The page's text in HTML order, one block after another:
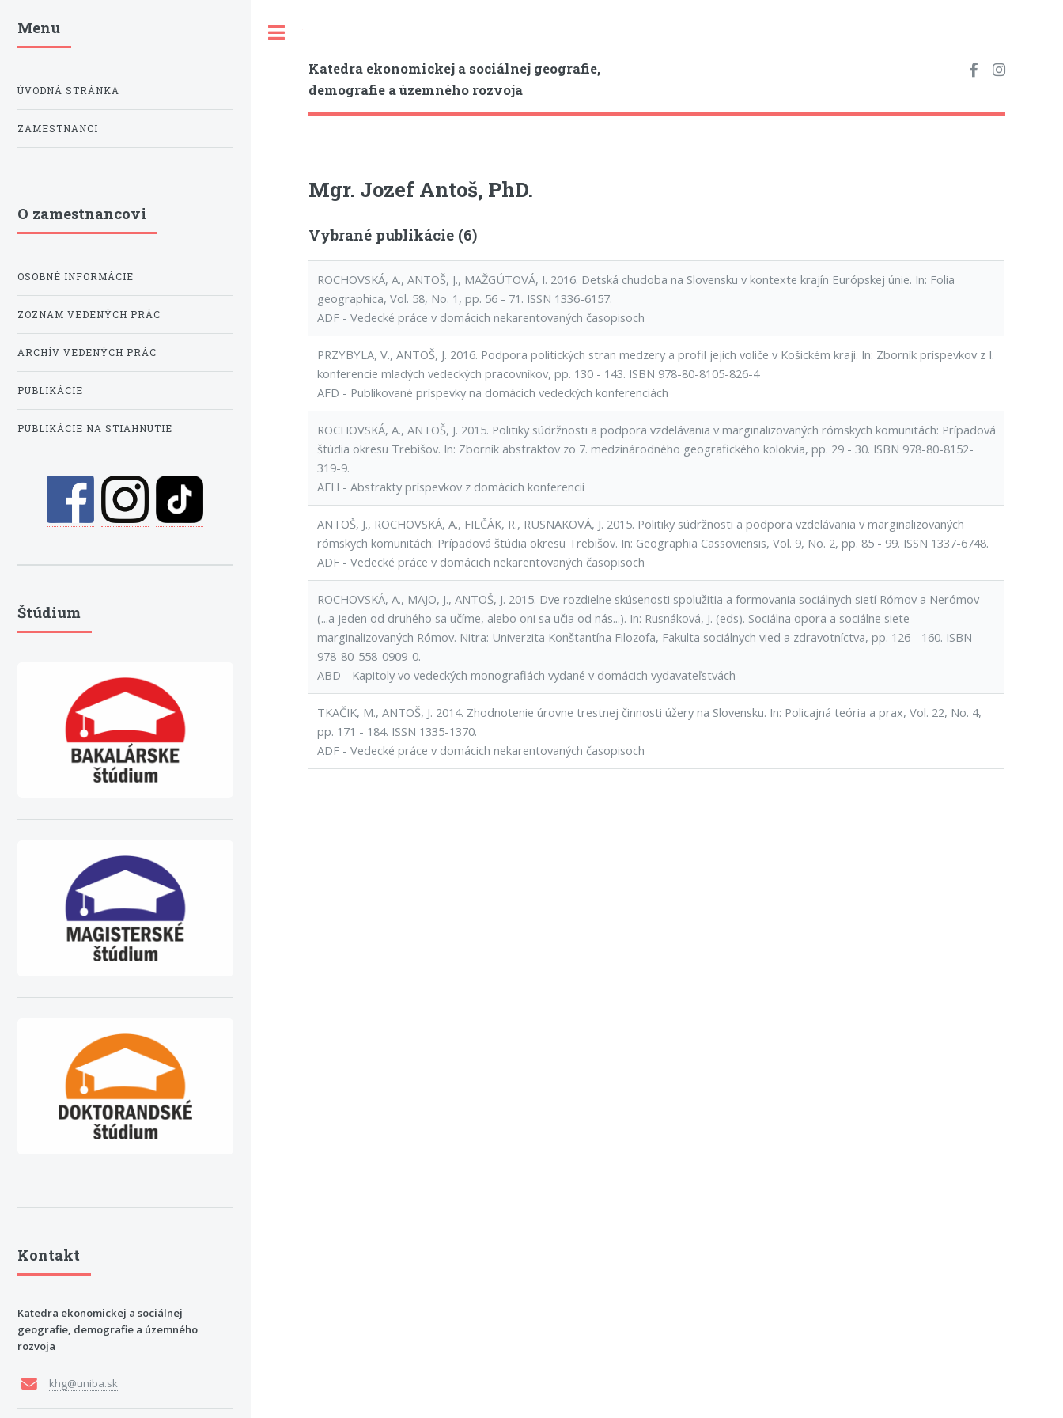
Katedra ekonomickej a sociálnej geografie,
demografie a územného rozvoja
Mgr. Jozef Antoš, PhD.
Vybrané publikácie (6)
ROCHOVSKÁ, A., ANTOŠ, J., MAŽGÚTOVÁ, I. 2016. Detská chudoba na Slovensku v kontexte krajín Európskej únie. In: Folia
geographica, Vol. 58, No. 1, pp. 56 - 71. ISSN 1336-6157.
ADF - Vedecké práce v domácich nekarentovaných časopisoch
PRZYBYLA, V., ANTOŠ, J. 2016. Podpora politických stran medzery a profil jejich voliče v Košickém kraji. In: Zborník príspevkov z I.
konferencie mladých vedeckých pracovníkov, pp. 130 - 143. ISBN 978-80-8105-826-4
AFD - Publikované príspevky na domácich vedeckých konferenciách
ROCHOVSKÁ, A., ANTOŠ, J. 2015. Politiky súdržnosti a podpora vzdelávania v marginalizovaných rómskych komunitách: Prípadová
štúdia okresu Trebišov. In: Zborník abstraktov zo 7. medzinárodného geografického kolokvia, pp. 29 - 30. ISBN 978-80-8152-
319-9.
AFH - Abstrakty príspevkov z domácich konferencií
ANTOŠ, J., ROCHOVSKÁ, A., FILČÁK, R., RUSNAKOVÁ, J. 2015. Politiky súdržnosti a podpora vzdelávania v marginalizovaných
rómskych komunitách: Prípadová štúdia okresu Trebišov. In: Geographia Cassoviensis, Vol. 9, No. 2, pp. 85 - 99. ISSN 1337-6748.
ADF - Vedecké práce v domácich nekarentovaných časopisoch
ROCHOVSKÁ, A., MAJO, J., ANTOŠ, J. 2015. Dve rozdielne skúsenosti spolužitia a formovania sociálnych sietí Rómov a Nerómov
(...a jeden od druhého sa učíme, alebo oni sa učia od nás...). In: Rusnáková, J. (eds). Sociálna opora a sociálne siete
marginalizovaných Rómov. Nitra: Univerzita Konštantína Filozofa, Fakulta sociálnych vied a zdravotníctva, pp. 126 - 160. ISBN
978-80-558-0909-0.
ABD - Kapitoly vo vedeckých monografiách vydané v domácich vydavateľstvách
TKAČIK, M., ANTOŠ, J. 2014. Zhodnotenie úrovne trestnej činnosti úžery na Slovensku. In: Policajná teória a prax, Vol. 22, No. 4,
pp. 171 - 184. ISSN 1335-1370.
ADF - Vedecké práce v domácich nekarentovaných časopisoch
Menu
ÚVODNÁ STRÁNKA
ZAMESTNANCI
O zamestnancovi
OSOBNÉ INFORMÁCIE
ZOZNAM VEDENÝCH PRÁC
ARCHÍV VEDENÝCH PRÁC
PUBLIKÁCIE
PUBLIKÁCIE NA STIAHNUTIE
Štúdium
Kontakt
Katedra ekonomickej a sociálnej
geografie, demografie a územného
rozvoja
khg@uniba.sk